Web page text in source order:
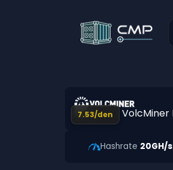
7.53/den
Hashrate 20GH/s